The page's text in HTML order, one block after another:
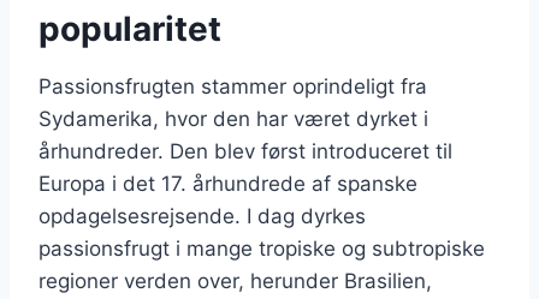
popularitet
Passionsfrugten stammer oprindeligt fra
Sydamerika, hvor den har været dyrket i
århundreder. Den blev først introduceret til
Europa i det 17. århundrede af spanske
opdagelsesrejsende. I dag dyrkes
passionsfrugt i mange tropiske og subtropiske
regioner verden over, herunder Brasilien,